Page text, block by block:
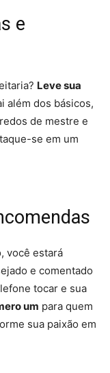
e
Leve sua
além dos básicos,
de mestre e
se em um
você estará
e comentado
tocar e sua
um para quem
sua paixão em